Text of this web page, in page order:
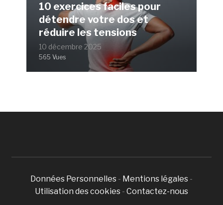
10 exercices faciles pour
détendre votre dos et
réduire les tensions
10 décembre 2025
565 Vues
Données Personnelles - Mentions légales -
Utilisation des cookies - Contactez-nous